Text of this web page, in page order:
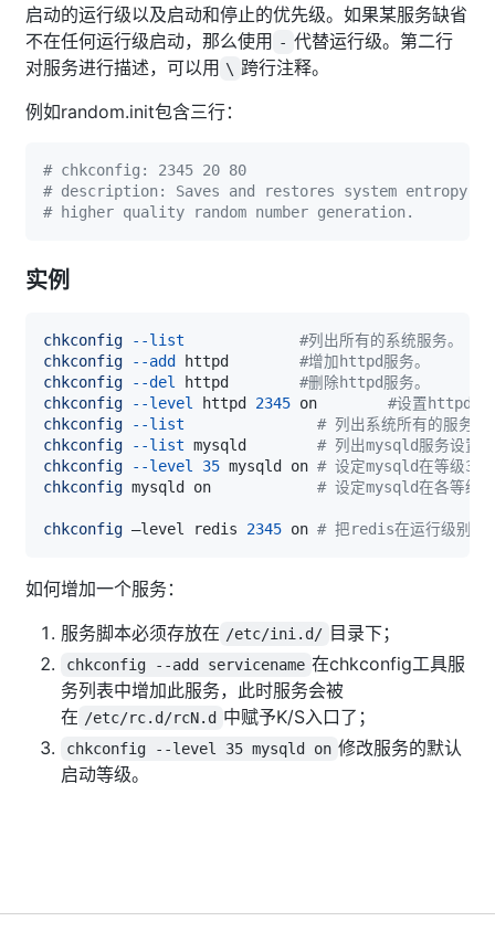
启动的运行级以及启动和停止的优先级。如果某服务缺省
不在任何运行级启动，那么使用 - 代替运行级。第二行
对服务进行描述，可以用 \ 跨行注释。
例如random.init包含三行：
# chkconfig: 2345 20 80
# description: Saves and restores system entropy
# higher quality random number generation.
实例
chkconfig --list
#列出所有的系统服务。
chkconfig
--add httpd #增加httpd服务。
chkconfig
--del httpd #删除httpd服务。
chkconfig
--level httpd 2345 on #设置httpd在
chkconfig
--list
# 列出系统所有的服务启
chkconfig
--list mysqld # 列出mysqld服务设置
chkconfig
--level 35 mysqld on # 设定mysqld在等级3
chkconfig mysqld on # 设定mysqld在各等级
chkconfig –level redis 2345 on # 把redis在运行级别为2
如何增加一个服务：
服务脚本必须存放在 /etc/ini.d/ 目录下；
chkconfig --add servicename 在chkconfig工具服
务列表中增加此服务，此时服务会被
在 /etc/rc.d/rcN.d 中赋予K/S入口了；
chkconfig --level 35 mysqld on 修改服务的默认
启动等级。